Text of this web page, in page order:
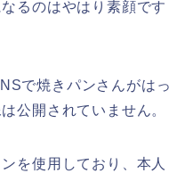
るのはやはり素顔です
で焼きパンさんがはっ
公開されていません。
を使用しており、本人